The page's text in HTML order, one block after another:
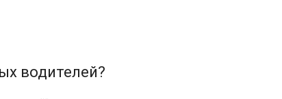
водителей?